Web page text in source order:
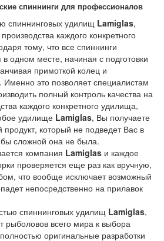
спиннинги для профессионалов
спиннинговых удилищ Lamiglas,
каждого конкретного
тому, что все спиннинги
в одном месте, начиная с подготовки
примоткой колец и
это позволяет специалистам
полный контроль качества на
каждого конкретного удилища,
удилище Lamiglas, Вы получаете
который не подведет Вас в
сложной она не была.
компания Lamiglas и каждое
проверяется еще раз как вручную,
что вообще исключает возможный
непосредственно на прилавок
спиннинговых удилищ Lamiglas,
рыболовов всего мира к выбора
оригинальные разработки